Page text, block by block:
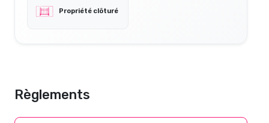
Propriété clôturé
Règlements